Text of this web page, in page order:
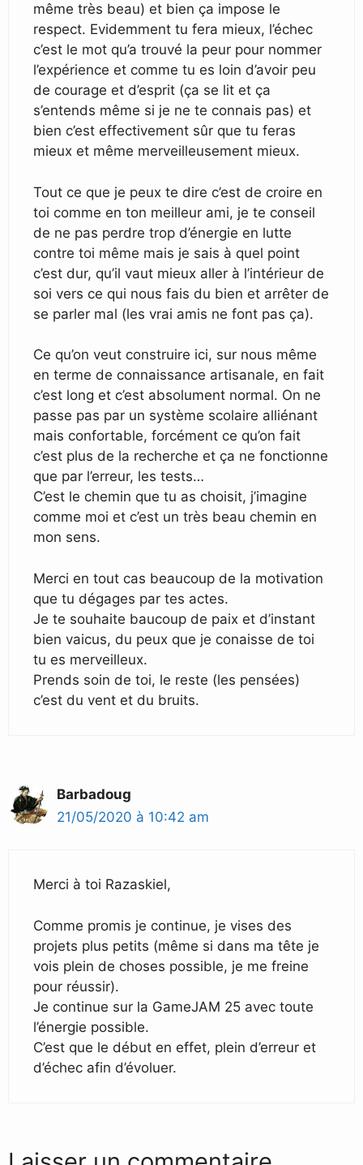
même très beau) et bien ça impose le
respect. Evidemment tu fera mieux, l’échec
c’est le mot qu’a trouvé la peur pour nommer
l’expérience et comme tu es loin d’avoir peu
de courage et d’esprit (ça se lit et ça
s’entends même si je ne te connais pas) et
bien c’est effectivement sûr que tu feras
mieux et même merveilleusement mieux.
Tout ce que je peux te dire c’est de croire en
toi comme en ton meilleur ami, je te conseil
de ne pas perdre trop d’énergie en lutte
contre toi même mais je sais à quel point
c’est dur, qu’il vaut mieux aller à l’intérieur de
soi vers ce qui nous fais du bien et arrêter de
se parler mal (les vrai amis ne font pas ça).
Ce qu’on veut construire ici, sur nous même
en terme de connaissance artisanale, en fait
c’est long et c’est absolument normal. On ne
passe pas par un système scolaire alliénant
mais confortable, forcément ce qu’on fait
c’est plus de la recherche et ça ne fonctionne
que par l’erreur, les tests…
C’est le chemin que tu as choisit, j’imagine
comme moi et c’est un très beau chemin en
mon sens.
Merci en tout cas beaucoup de la motivation
que tu dégages par tes actes.
Je te souhaite baucoup de paix et d’instant
bien vaicus, du peux que je conaisse de toi
tu es merveilleux.
Prends soin de toi, le reste (les pensées)
c’est du vent et du bruits.
Barbadoug
21/05/2020 à 10:42 am
Merci à toi Razaskiel,
Comme promis je continue, je vises des
projets plus petits (même si dans ma tête je
vois plein de choses possible, je me freine
pour réussir).
Je continue sur la GameJAM 25 avec toute
l’énergie possible.
C’est que le début en effet, plein d’erreur et
d’échec afin d’évoluer.